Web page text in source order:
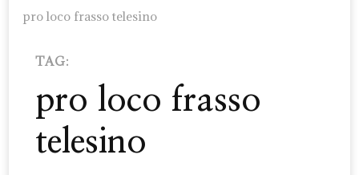
pro loco frasso telesino
TAG:
pro loco frasso
telesino